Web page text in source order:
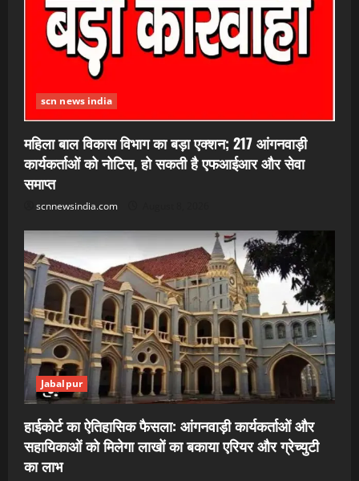
scn news india
महिला बाल विकास विभाग का बड़ा एक्शन; 217 आंगनवाड़ी
कार्यकर्ताओं को नोटिस, हो सकती है एफआईआर और सेवा
समाप्त
scnnewsindia.com
Jabalpur
हाईकोर्ट का ऐतिहासिक फैसला: आंगनवाड़ी कार्यकर्ताओं और
सहायिकाओं को मिलेगा लाखों का बकाया एरियर और ग्रेच्युटी
का लाभ